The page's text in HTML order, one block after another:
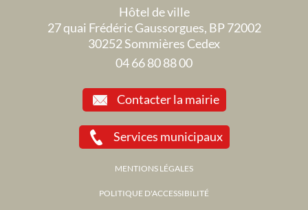
Hôtel de ville
27 quai Frédéric Gaussorgues, BP 72002
30252 Sommières Cedex
04 66 80 88 00
Contacter la mairie
Services municipaux
MENTIONS LÉGALES
POLITIQUE D'ACCESSIBILITÉ